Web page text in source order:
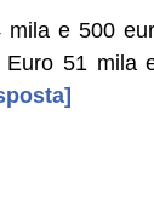
e 500
51 mila